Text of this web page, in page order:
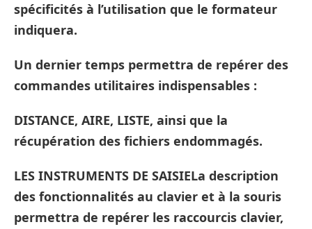
spécificités à l’utilisation que le formateur
indiquera.
Un dernier temps permettra de repérer des
commandes utilitaires indispensables :
DISTANCE, AIRE, LISTE, ainsi que la
récupération des fichiers endommagés.
LES INSTRUMENTS DE SAISIELa description
des fonctionnalités au clavier et à la souris
permettra de repérer les raccourcis clavier,